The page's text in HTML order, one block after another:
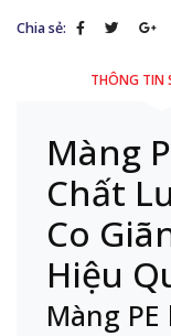
Chia sẻ:
THÔNG TIN
Màng
Chất
Co
Hiệu
Màng PE